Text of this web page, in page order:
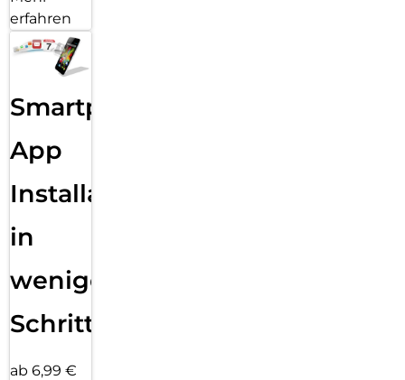
erfahren
Smartphone
App
Installation
in
wenigen
Schritten
ab 6,99 €